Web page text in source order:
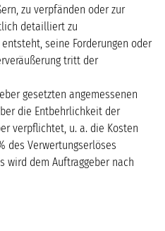
zu verpfänden oder zur
detailliert zu
seine Forderungen oder
tritt der
gesetzten angemessenen
die Entbehrlichkeit der
verpflichtet, u. a. die Kosten
des Verwertungserlöses
wird dem Auftraggeber nach